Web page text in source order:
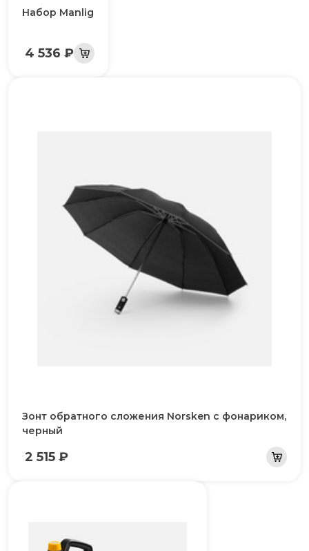
Набор Manlig
4 536 ₽
Зонт обратного сложения Norsken с фонариком,
черный
2 515 ₽